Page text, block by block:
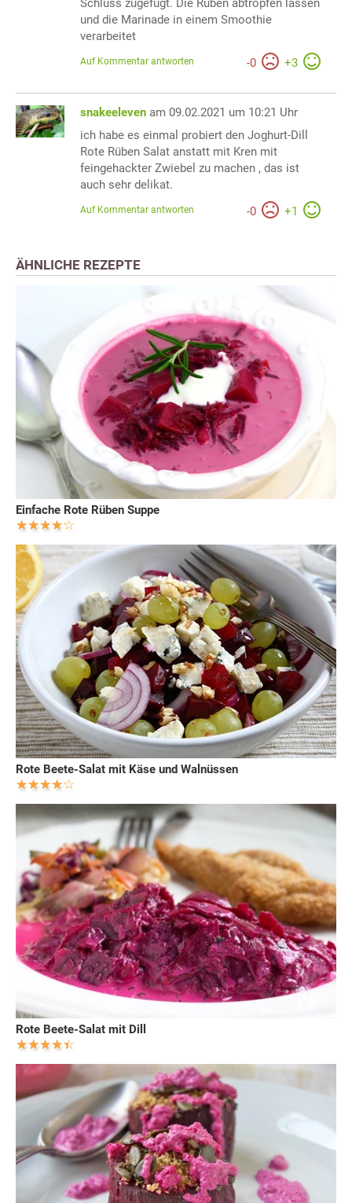
Schluss zugefügt. Die Rüben abtropfen lassen
und die Marinade in einem Smoothie
verarbeitet
-0 +3
Auf Kommentar antworten
snakeeleven am 09.02.2021 um 10:21 Uhr
ich habe es einmal probiert den Joghurt-Dill
Rote Rüben Salat anstatt mit Kren mit
feingehackter Zwiebel zu machen , das ist
auch sehr delikat.
-0 +1
Auf Kommentar antworten
ÄHNLICHE REZEPTE
Einfache Rote Rüben Suppe
Rote Beete-Salat mit Käse und Walnüssen
Rote Beete-Salat mit Dill